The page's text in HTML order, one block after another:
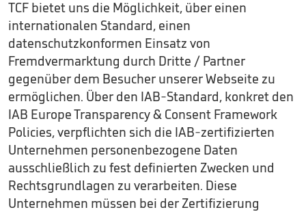
TCF bietet uns die Möglichkeit, über einen
internationalen Standard, einen
datenschutzkonformen Einsatz von
Fremdvermarktung durch Dritte / Partner
gegenüber dem Besucher unserer Webseite zu
ermöglichen. Über den IAB-Standard, konkret den
IAB Europe Transparency & Consent Framework
Policies, verpflichten sich die IAB-zertifizierten
Unternehmen personenbezogene Daten
ausschließlich zu fest definierten Zwecken und
Rechtsgrundlagen zu verarbeiten. Diese
Unternehmen müssen bei der Zertifizierung